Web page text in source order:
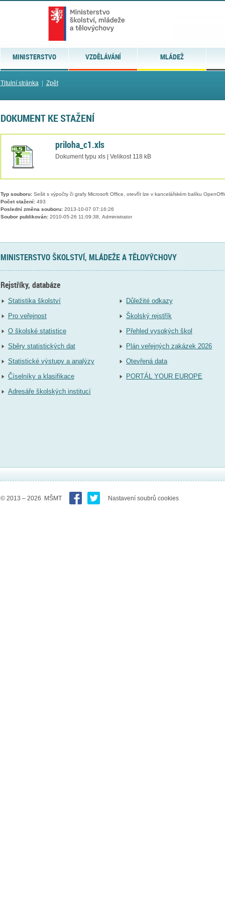
MINISTERSTVO VZDĚLÁVÁNÍ MLÁDEŽ
Titulní stránka| Zpět
DOKUMENT KE STAŽENÍ
priloha_c1.xls
Dokument typu xls | Velikost 118 kB
Typ souboru:Sešit s výpočty či grafy Microsoft Office, otevřít lze v kancelářském balíku
Počet stažení:493
Poslední změna souboru:2013-10-07 07:16:26
Soubor publikován:2010-05-26 11:09:38, Administrator
MINISTERSTVO ŠKOLSTVÍ, MLÁDEŽE A TĚLOVÝCHOVY
Rejstříky, databáze
Statistika školství
Pro veřejnost
O školské statistice
Sběry statistických dat
Statistické výstupy a analýzy
Číselníky a klasifikace
Adresáře školských institucí
Důležité odkazy
Školský rejstřík
Přehled vysokých škol
Plán veřejných zakázek 2026
Otevřená data
PORTÁL YOUR EUROPE
© 2013 – 2026 MŠMT Nastavení soubrů cookies